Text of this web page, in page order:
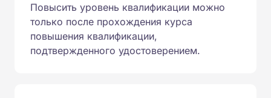
Повысить уровень квалификации можно
только после прохождения курса
повышения квалификации,
подтвержденного удостоверением.